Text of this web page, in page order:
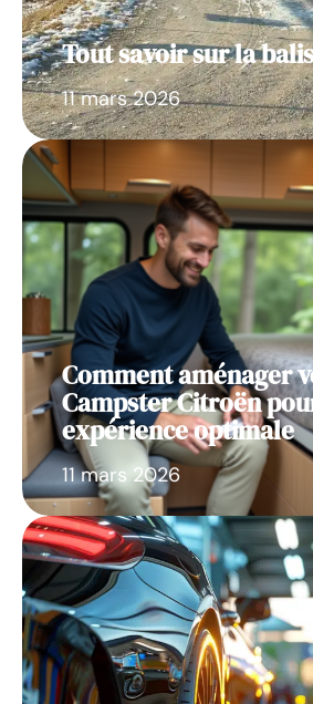
Tout savoir sur la
11 mars 2026
Comment aménager
Campster Citroën
expérience optimale
11 mars 2026